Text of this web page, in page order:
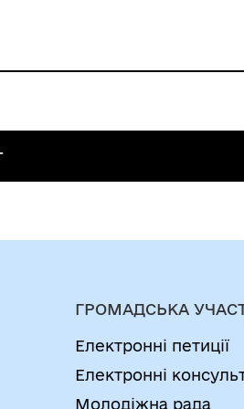
земельної ділянки,
вимоги до об’єктів
надаються
ГРОМАДСЬКА
Електронні петиції
Електронні
Молодіжна рада